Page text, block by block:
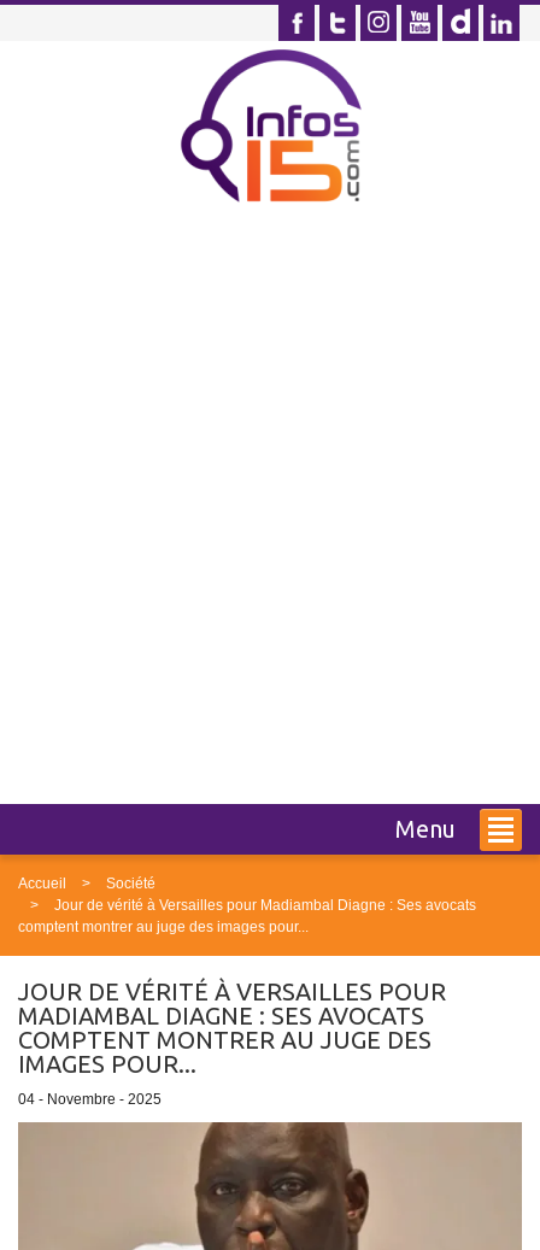
Menu
Accueil
Société
Jour de vérité à Versailles pour Madiambal Diagne : Ses avocats
comptent montrer au juge des images pour...
JOUR DE VÉRITÉ À VERSAILLES POUR
MADIAMBAL DIAGNE : SES AVOCATS
COMPTENT MONTRER AU JUGE DES
IMAGES POUR...
04 - Novembre - 2025